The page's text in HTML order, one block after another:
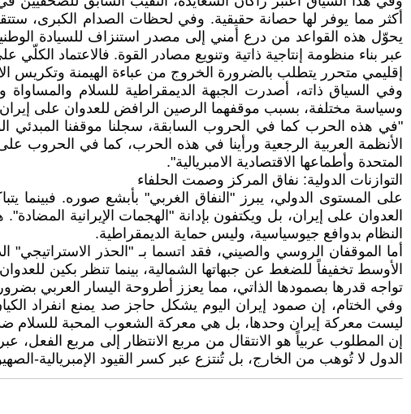
أكثر مما يوفر لها حصانة حقيقية. وفي لحظات الصدام الكبرى،
يحوّل هذه القواعد من درع أمني إلى مصدر استنزاف للسيادة
عبر بناء منظومة إنتاجية ذاتية وتنويع مصادر القوة. فالاعتماد
إقليمي متحرر يتطلب بالضرورة الخروج من عباءة الهيمنة وتكريس
وفي السياق ذاته، أصدرت الجبهة الديمقراطية للسلام
وسياسة مختلفة، بسبب موقفهما الرصين الرافض للعدوان على
"في هذه الحرب كما في الحروب السابقة، سجلنا موقفنا المبدئي
الأنظمة العربية الرجعية ورأينا في هذه الحرب، كما في الحروب
المتحدة وأطماعها الاقتصادية الامبريالية".
التوازنات الدولية: نفاق المركز وصمت الحلفاء
على المستوى الدولي، يبرز "النفاق الغربي" بأبشع صوره. فبينما
العدوان على إيران، بل ويكتفون بإدانة "الهجمات الإيرانية
النظام بدوافع جيوسياسية، وليس حماية الديمقراطية.
أما الموقفان الروسي والصيني، فقد اتسما بـ "الحذر
الأوسط تخفيفاً للضغط عن جبهاتها الشمالية، بينما تنظر بكين
تواجه قدرها بصمودها الذاتي، مما يعزز أطروحة اليسار العربي
وفي الختام، إن صمود إيران اليوم يشكل حاجز صد يمنع انفراد
ليست معركة إيران وحدها، بل هي معركة الشعوب المحبة للسلام ضد
إن المطلوب عربياً هو الانتقال من مربع الانتظار إلى مربع
الدول لا تُوهب من الخارج، بل تُنتزع عبر كسر القيود